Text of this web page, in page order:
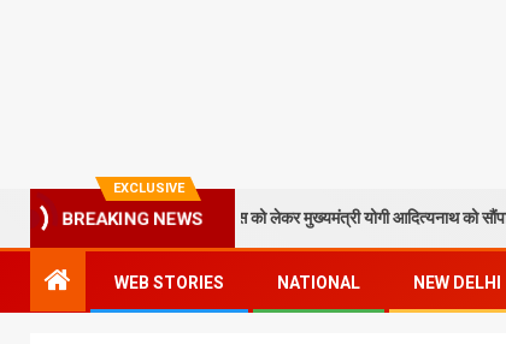
EXCLUSIVE
BREAKING NEWS
पाठक ने टेकुआटार के विकास को लेकर मुख्यमंत्री योगी आदित्यनाथ को सौंपा मांग पत्र
WEB STORIES NATIONAL NEW DELHI